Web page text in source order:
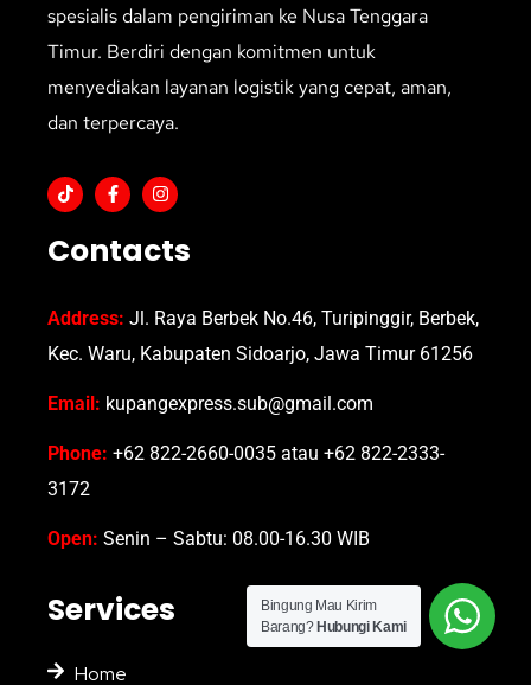
spesialis dalam pengiriman ke Nusa Tenggara
Timur. Berdiri dengan komitmen untuk
menyediakan layanan logistik yang cepat, aman,
dan terpercaya.
Contacts
Address: Jl. Raya Berbek No.46, Turipinggir, Berbek,
Kec. Waru, Kabupaten Sidoarjo, Jawa Timur 61256
Email: kupangexpress.sub@gmail.com
Phone: +62 822-2660-0035 atau +62 822-2333-
3172
Open: Senin – Sabtu: 08.00-16.30 WIB
Services
Home
Bingung Mau Kirim
Barang? Hubungi Kami